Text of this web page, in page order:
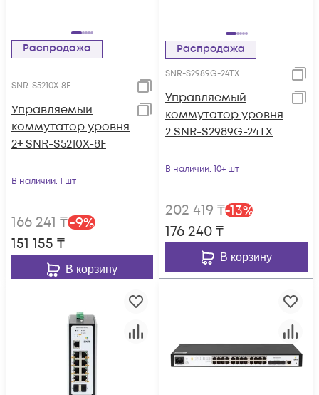
Распродажа
SNR-S5210X-8F
Управляемый
коммутатор уровня
2+ SNR-S5210X-8F
В наличии: 1 шт
166 241 ₸-9%
151 155 ₸
В корзину
Распродажа
SNR-S2989G-24TX
Управляемый
коммутатор уровня
2 SNR-S2989G-24TX
В наличии: 10+ шт
202 419 ₸-13%
176 240₸
В корзину